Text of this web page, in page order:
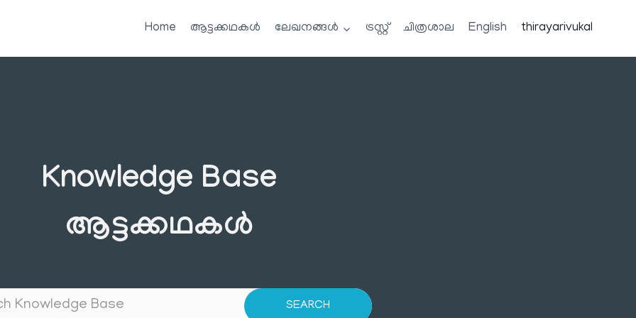
Home ആട്ടക്കഥകൾ ലേഖനങ്ങൾ ട്രസ്റ്റ് ചിത്രശാല English thirayarivukal
Knowledge Base
ആട്ടക്കഥകൾ